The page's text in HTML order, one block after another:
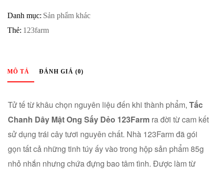
Danh mục: Sản phẩm khác
Thẻ: 123farm
MÔ TẢ ĐÁNH GIÁ (0)
Tử tế từ khâu chọn nguyên liệu đến khi thành phẩm, Tắc
Chanh Dây Mật Ong Sấy Dẻo 123Farm ra đời từ cam kết
sử dụng trái cây tươi nguyên chất. Nhà 123Farm đã gói
gọn tất cả những tinh túy ấy vào trong hộp sản phẩm 85g
nhỏ nhắn nhưng chứa đựng bao tâm tình. Được làm từ